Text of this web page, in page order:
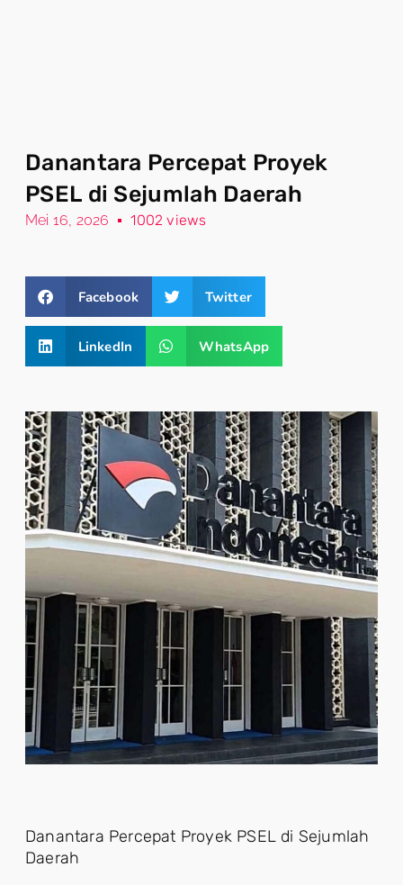
Danantara Percepat Proyek
PSEL di Sejumlah Daerah
Mei 16, 2026 1002 views
Facebook Twitter
LinkedIn WhatsApp
Danantara Percepat Proyek PSEL di Sejumlah
Daerah